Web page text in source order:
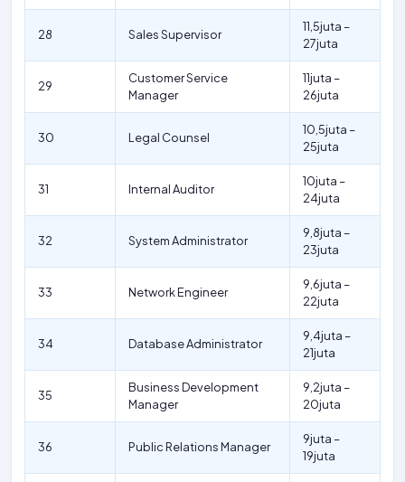
28 Sales Supervisor
11,5juta –
27juta
29
Customer Service
Manager
11juta –
26juta
30 Legal Counsel
10,5juta –
25juta
31 Internal Auditor
10juta –
24juta
32 System Administrator
9,8juta –
23juta
33 Network Engineer
9,6juta –
22juta
34 Database Administrator
9,4juta –
21juta
35
Business Development
Manager
9,2juta –
20juta
36 Public Relations Manager
9juta –
19juta